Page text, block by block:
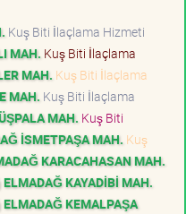
Kuş Biti İlaçlama Hizmeti
MAH. Kuş Biti İlaçlama
MAH. Kuş Biti İlaçlama
MAH. Kuş Biti İlaçlama
MAH. Kuş Biti
İSMETPAŞA MAH. Kuş
KARACAHASAN MAH.
KAYADİBİ MAH.
KEMALPAŞA